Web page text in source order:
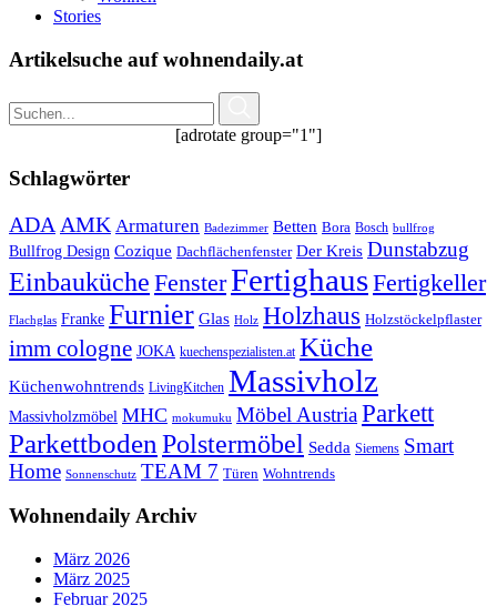
Stories
Artikelsuche auf wohnendaily.at
[adrotate group="1"]
Schlagwörter
ADA AMK Armaturen Badezimmer Betten Bora Bosch bullfrog
Bullfrog Design Cozique Dachflächenfenster Der Kreis Dunstabzug
Einbauküche FensterFertighausFertigkeller
Flachglas Franke Furnier Glas Holz Holzhaus Holzstöckelpflaster
imm cologne JOKA kuechenspezialisten.at Küche
Küchenwohntrends LivingKitchen Massivholz
Massivholzmöbel MHC mokumuku Möbel AustriaParkett
Parkettboden Polstermöbel Sedda Siemens Smart
Home Sonnenschutz TEAM 7 Türen Wohntrends
Wohnendaily Archiv
März 2026
März 2025
Februar 2025